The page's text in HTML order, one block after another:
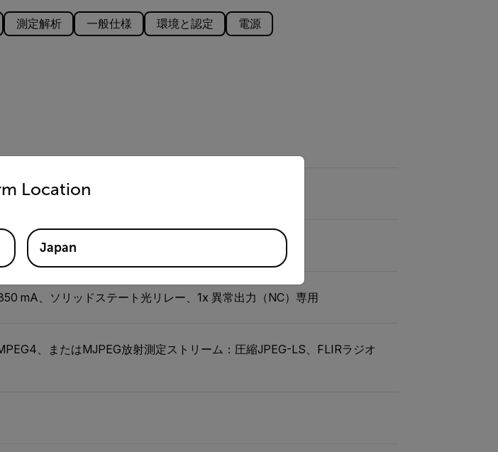
測定解析 一般仕様 環境と認定
電源
、Vin（高）= 3–25V
デバイスに出力• 異常（NC）
mA、ソリッドステート光リレー、1x 異常出力（NC）専用
、またはMJPEG放射測定ストリーム：圧縮JPEG-LS、FLIRラジオ
Location
below to access the appropriate version of our website.
Japan